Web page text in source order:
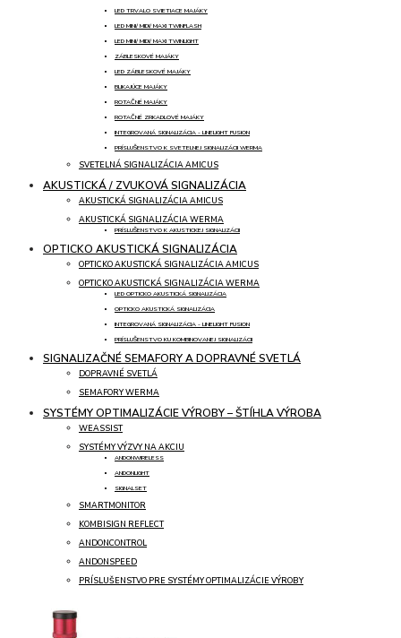
LED TRVALO SVIETIACE MAJÁKY
LED MINI/ MIDI/ MAXI TWINFLASH
LED MINI/ MIDI/ MAXI TWINLIGHT
ZÁBLESKOVÉ MAJÁKY
LED ZÁBLESKOVÉ MAJÁKY
BLIKAJÚCE MAJÁKY
ROTAČNÉ MAJÁKY
ROTAČNÉ ZRKADLOVÉ MAJÁKY
INTEGROVANÁ SIGNALIZÁCIA - LINELIGHT FUSION
PRÍSLUŠENSTVO K SVETELNEJ SIGNALIZÁCII WERMA
SVETELNÁ SIGNALIZÁCIA AMICUS
AKUSTICKÁ / ZVUKOVÁ SIGNALIZÁCIA
AKUSTICKÁ SIGNALIZÁCIA AMICUS
AKUSTICKÁ SIGNALIZÁCIA WERMA
PRÍSLUŠENSTVO K AKUSTICKEJ SIGNALIZÁCII
OPTICKO AKUSTICKÁ SIGNALIZÁCIA
OPTICKO AKUSTICKÁ SIGNALIZÁCIA AMICUS
OPTICKO AKUSTICKÁ SIGNALIZÁCIA WERMA
LED OPTICKO AKUSTICKÁ SIGNALIZÁCIA
OPTICKO AKUSTICKÁ SIGNALIZÁCIA
INTEGROVANÁ SIGNALIZÁCIA - LINELIGHT FUSION
PRÍSLUŠENSTVO KU KOMBINOVANEJ SIGNALIZÁCII
SIGNALIZAČNÉ SEMAFORY A DOPRAVNÉ SVETLÁ
DOPRAVNÉ SVETLÁ
SEMAFORY WERMA
SYSTÉMY OPTIMALIZÁCIE VÝROBY – ŠTÍHLA VÝROBA
WEASSIST
SYSTÉMY VÝZVY NA AKCIU
ANDONWIRELESS
ANDONLIGHT
SIGNALSET
SMARTMONITOR
KOMBISIGN REFLECT
ANDONCONTROL
ANDONSPEED
PRÍSLUŠENSTVO PRE SYSTÉMY OPTIMALIZÁCIE VÝROBY